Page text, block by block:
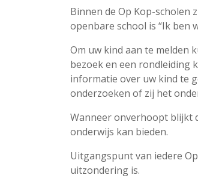
Binnen de Op Kop-scholen
openbare school is “Ik ben
Om uw kind aan te melden
bezoek en een rondleiding
informatie over uw kind te
onderzoeken of zij het
Wanneer onverhoopt blijkt
onderwijs kan bieden.
Uitgangspunt van iedere
uitzondering is.